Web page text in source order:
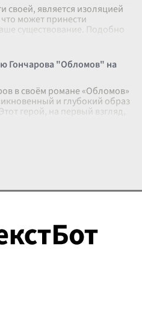
своей, является изоляцией
может принести
существование. Подобно
Гончарова "Обломов" на
в своём романе «Обломов»
и глубокий образ
герой, на первый взгляд,